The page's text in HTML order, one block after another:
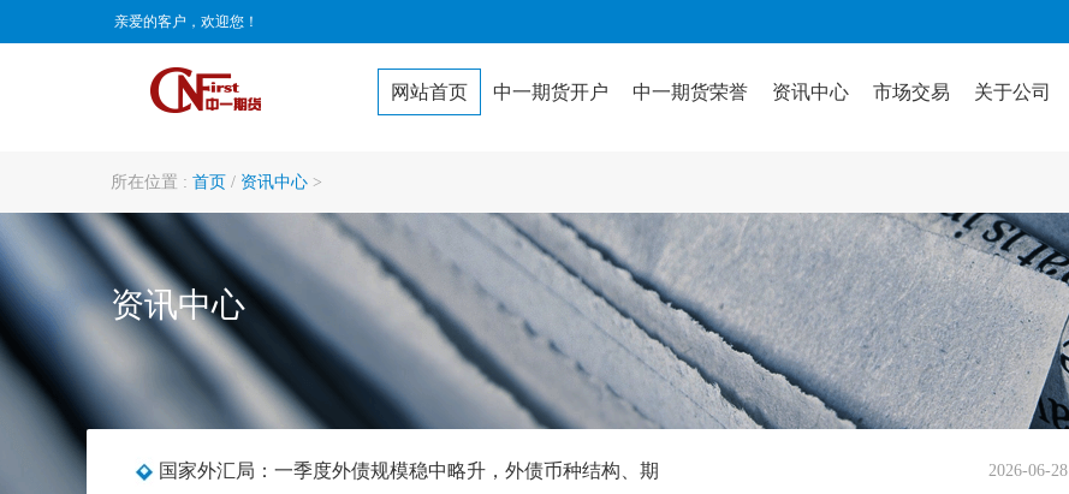
亲爱的客户，欢迎您！
网站首页 中一期货开户 中一期货荣誉 资讯中心 市场交易 关于公司
所在位置 : 首页 / 资讯中心 >
资讯中心
国家外汇局：一季度外债规模稳中略升，外债币种结构、期 2026-06-28